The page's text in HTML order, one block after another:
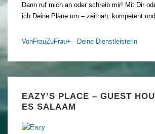
Dann ruf mich an oder schreib mir! Mit Dir
ich Deine Pläne um – zeitnah, kompetent
VonFrauZuFrau+ - Deine Dienstleisterin
EAZY’S PLACE – GUEST
ES SALAAM